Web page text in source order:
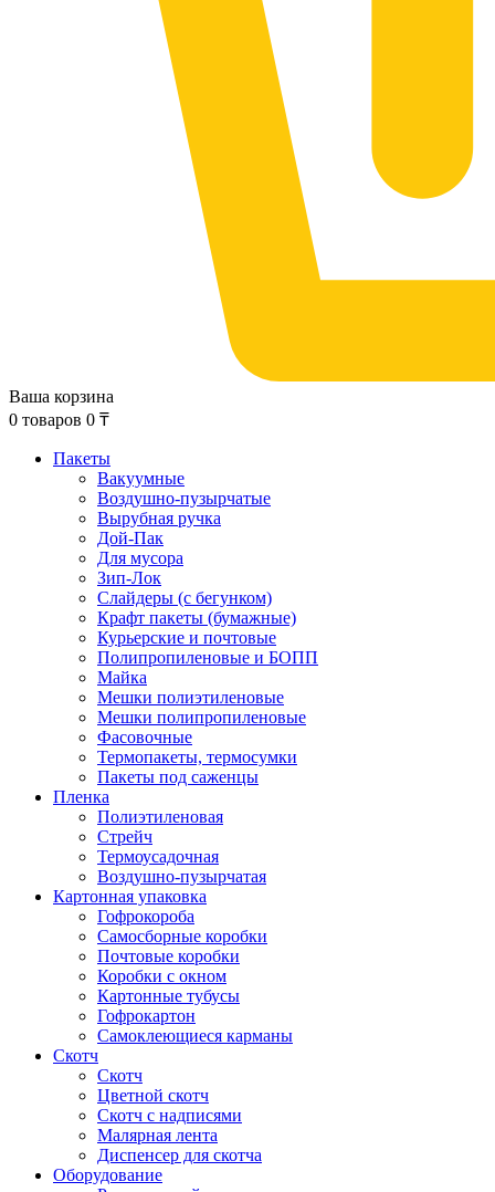
Ваша корзина
0 товаров 0 ₸
Пакеты
Вакуумные
Воздушно-пузырчатые
Вырубная ручка
Дой-Пак
Для мусора
Зип-Лок
Слайдеры (с бегунком)
Крафт пакеты (бумажные)
Курьерские и почтовые
Полипропиленовые и БОПП
Майка
Мешки полиэтиленовые
Мешки полипропиленовые
Фасовочные
Термопакеты, термосумки
Пакеты под саженцы
Пленка
Полиэтиленовая
Стрейч
Термоусадочная
Воздушно-пузырчатая
Картонная упаковка
Гофрокороба
Самосборные коробки
Почтовые коробки
Коробки с окном
Картонные тубусы
Гофрокартон
Самоклеющиеся карманы
Скотч
Скотч
Цветной скотч
Скотч с надписями
Малярная лента
Диспенсер для скотча
Оборудование